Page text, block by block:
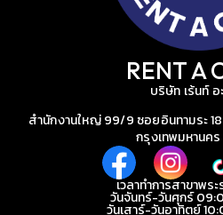
RENT A
บริษัท เร้นท์ อ
สำนักงานใหญ่ 99/9 ซอยอินทามระ
กรุงเทพมหานค
เวลาทำการสาขาพร
วันจันทร์-วันศุกร์
วันเสาร์-วันอาทิตย์